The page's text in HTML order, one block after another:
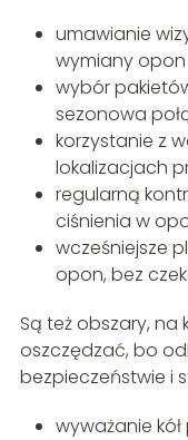
umawianie
wymiany opon
wybór
sezonowa
korzystanie z
lokalizacjach
regularną
ciśnienia w
wcześniejsze
opon, bez
Są też obszary, na
oszczędzać, bo
bezpieczeństwie i
wyważanie